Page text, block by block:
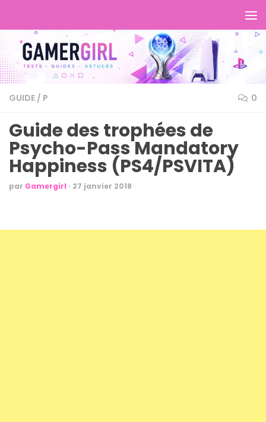
GUIDE / P 0
Guide des trophées de
Psycho-Pass Mandatory
Happiness (PS4/PSVITA)
par Gamergirl · 27 janvier 2018